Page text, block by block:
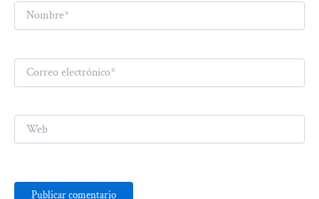
Nombre*
Correo
electrónico*